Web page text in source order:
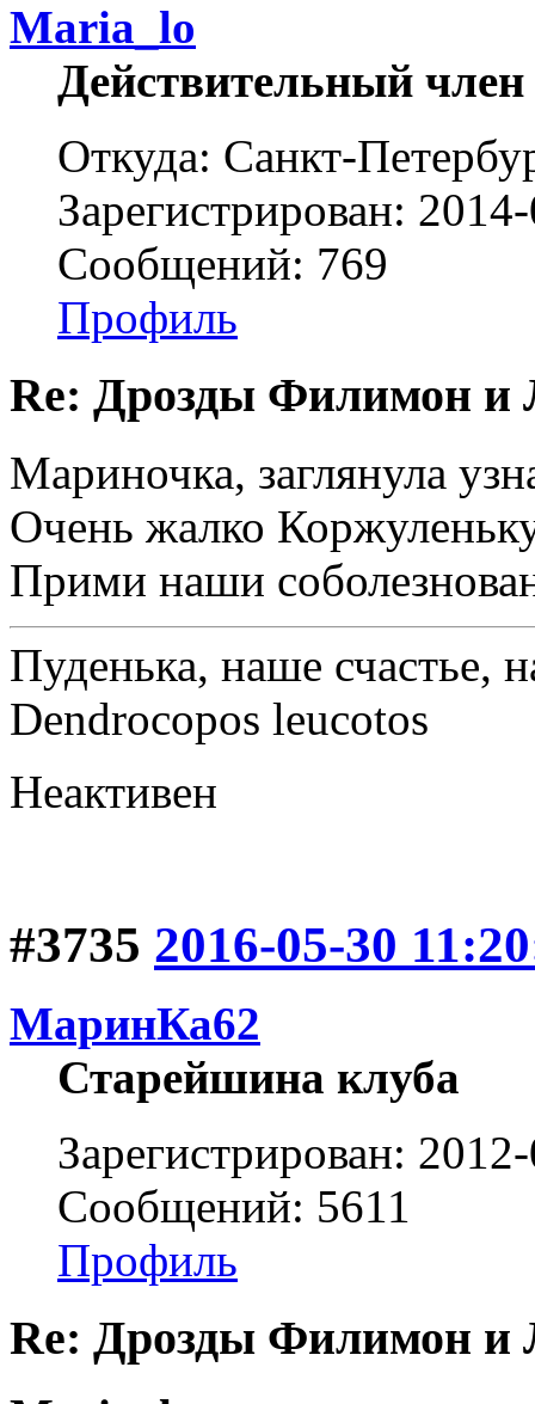
Maria_lo
Действительный член
Откуда: Санкт-
Зарегистрирован:
Сообщений: 769
Профиль
Re: Дрозды Филимон и
Мариночка, заглянула
Очень жалко
Прими наши
Пуденька, наше счастье,
Dendrocopos leucotos
Неактивен
#3735 2016-05-30
МаринКа62
Старейшина клуба
Зарегистрирован:
Сообщений: 5611
Профиль
Re: Дрозды Филимон и